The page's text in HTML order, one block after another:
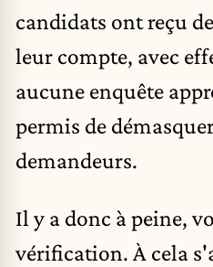
candidats ont reçu
leur compte, avec
aucune enquête
permis de
demandeurs.
Il y a donc à peine,
vérification. À cela